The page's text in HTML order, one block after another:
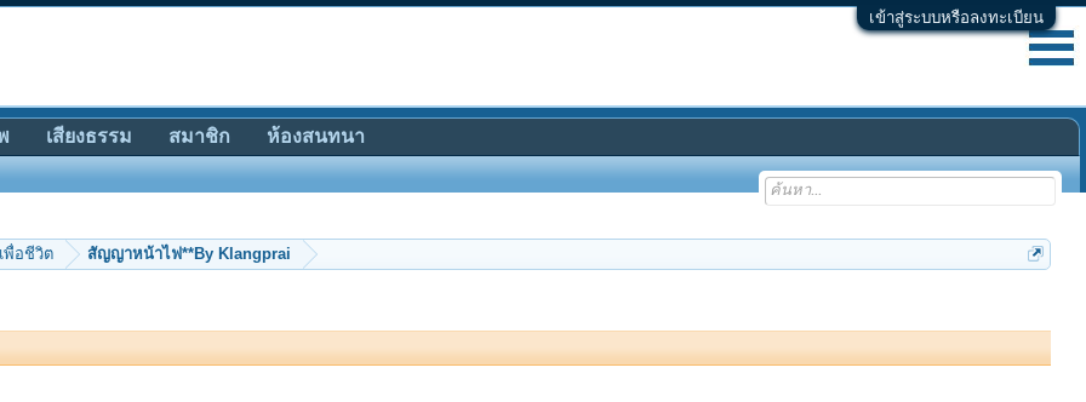
เข้าสู่ระบบหรือลงทะเบียน
พื่อชีวิต สัญญาหน้าไฟ**By Klangprai
เสียงธรรม สมาชิก ห้องสนทนา